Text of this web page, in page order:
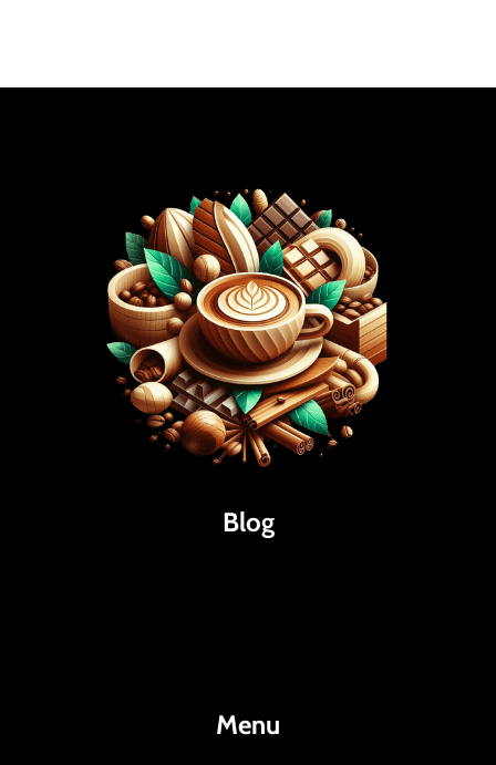
Blog
Menu